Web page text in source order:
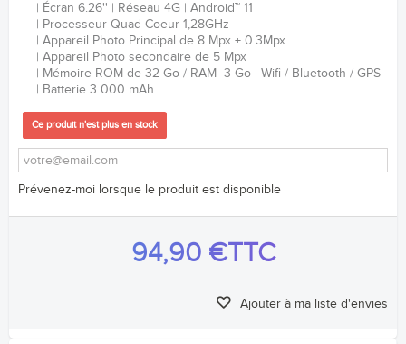
Écran 6.26'' Réseau 4G
Android™ 11
Processeur Quad-Coeur 1,28GHz
Appareil Photo Principal de 8 Mpx + 0.3Mpx
Appareil Photo secondaire de 5 Mpx
Mémoire ROM de 32 Go / RAM 3 Go
Wifi / Bluetooth / GPS
Batterie 3 000 mAh
Ce produit n'est plus en stock
Prévenez-moi lorsque le produit est disponible
94,90 €TTC
Ajouter à ma liste d'envies